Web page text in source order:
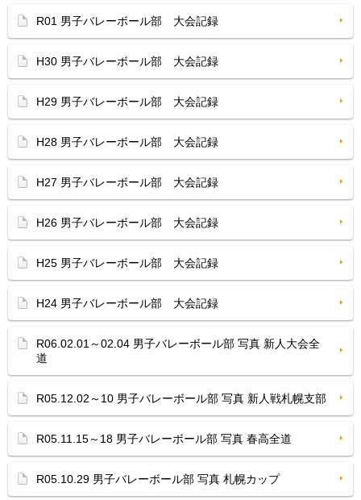
R01 男子バレーボール部 大会記録
H30 男子バレーボール部 大会記録
H29 男子バレーボール部 大会記録
H28 男子バレーボール部 大会記録
H27 男子バレーボール部 大会記録
H26 男子バレーボール部 大会記録
H25 男子バレーボール部 大会記録
H24 男子バレーボール部 大会記録
R06.02.01～02.04 男子バレーボール部 写真 新人大会全
道
R05.12.02～10 男子バレーボール部 写真 新人戦札幌支部
R05.11.15～18 男子バレーボール部 写真 春高全道
R05.10.29 男子バレーボール部 写真 札幌カップ